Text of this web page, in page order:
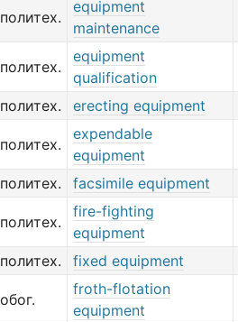
политех.
equipment
maintenance
политех.
equipment
qualification
политех. erecting equipment
политех.
expendable
equipment
политех. facsimile equipment
политех.
fire-fighting
equipment
политех. fixed equipment
обог.
froth-flotation
equipment